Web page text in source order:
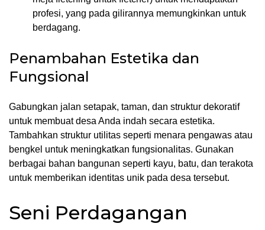
profesi, yang pada gilirannya memungkinkan untuk
berdagang.
Penambahan Estetika dan
Fungsional
Gabungkan jalan setapak, taman, dan struktur dekoratif
untuk membuat desa Anda indah secara estetika.
Tambahkan struktur utilitas seperti menara pengawas atau
bengkel untuk meningkatkan fungsionalitas. Gunakan
berbagai bahan bangunan seperti kayu, batu, dan terakota
untuk memberikan identitas unik pada desa tersebut.
Seni Perdagangan